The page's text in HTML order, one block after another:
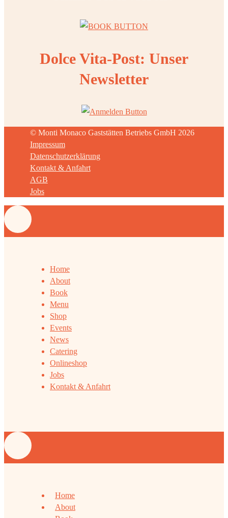
Dolce Vita-Post: Unser
Newsletter
© Monti Monaco Gaststätten Betriebs GmbH 2026
Impressum
Datenschutzerklärung
Kontakt & Anfahrt
AGB
Jobs
Home
About
Book
Menu
Shop
Events
News
Catering
Onlineshop
Jobs
Kontakt & Anfahrt
Home
About